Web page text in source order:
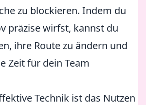
zu blockieren. Indem du
präzise wirfst, kannst du
ihre Route zu ändern und
Zeit für dein Team
Technik ist das Nutzen